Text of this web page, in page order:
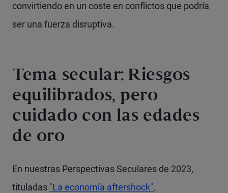
convirtiendo en un coste en conflictos que podría
ser una fuerza disruptiva.
Tema secular: Riesgos
equilibrados, pero
cuidado con las edades
de oro
En nuestras Perspectivas Seculares de 2023,
tituladas "La economía aftershock",